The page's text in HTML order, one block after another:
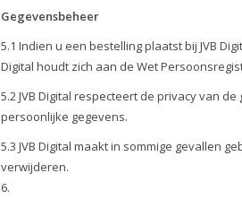
Gegevensbeheer
5.1 Indien u een bestelling plaatst bij JVB
Digital houdt zich aan de Wet
5.2 JVB Digital respecteert de privacy van
persoonlijke gegevens.
5.3 JVB Digital maakt in sommige gevallen
verwijderen.